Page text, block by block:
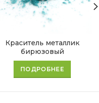
Краситель металлик
бирюзовый
ПОДРОБНЕЕ